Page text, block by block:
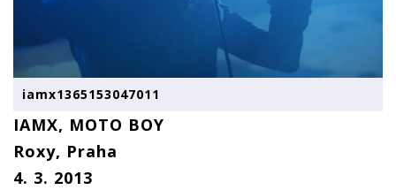
iamx1365153047011
IAMX, MOTO BOY
Roxy, Praha
4. 3. 2013